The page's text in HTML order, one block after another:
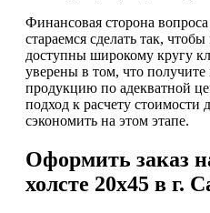
Финансовая сторона
стараемся сделать так,
доступны широкому кругу
уверены в том, что
продукцию по адекватной
подход к расчету стоимости
сэкономить на этом этапе.
Оформить заказ
холсте 20х45 в г.